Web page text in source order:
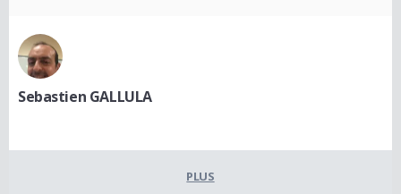
Sebastien GALLULA
PLUS